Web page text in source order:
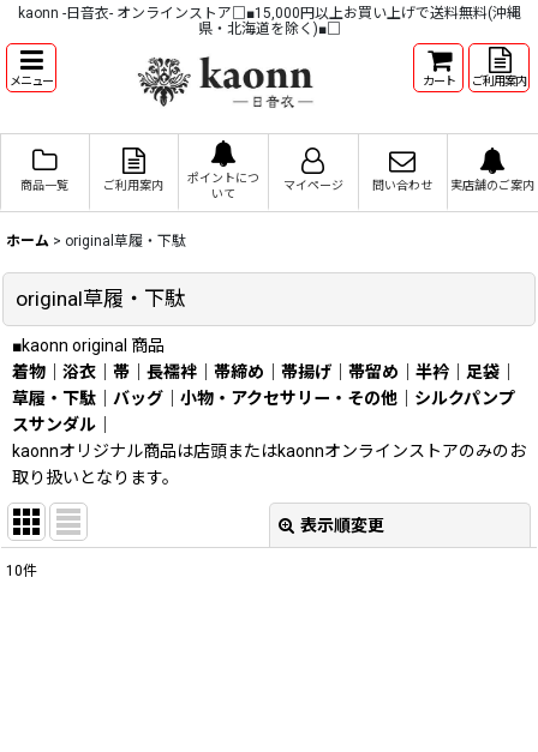
kaonn -日音衣- オンラインストア□■15,000円以上お買い上げで送料無料(沖縄
県・北海道を除く)■□
メニュー カート ご利用案内
商品一覧 ご利用案内
ポイントにつ
いて
マイページ 問い合わせ 実店舗のご案内
ホーム > original草履・下駄
original草履・下駄
■kaonn original 商品
着物
浴衣 帯 長襦袢 帯締め 帯揚げ 帯留め 半衿 足袋
草履・下駄
バッグ 小物・アクセサリー・その他
シルクパンプ
スサンダル
kaonnオリジナル商品は店頭またはkaonnオンラインストアのみのお
取り扱いとなります。
表示順変更
10件